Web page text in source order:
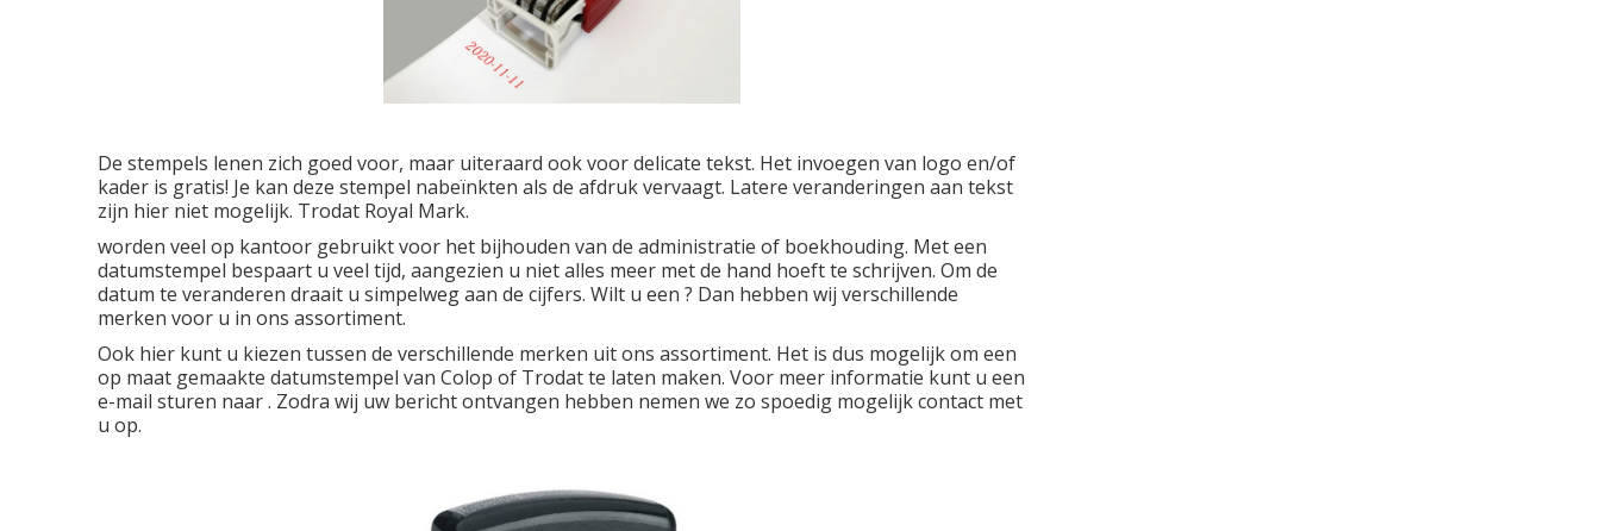
De stempels lenen zich goed voor, maar uiteraard ook voor delicate tekst. Het invoegen van logo en/of
kader is gratis! Je kan deze stempel nabeïnkten als de afdruk vervaagt. Latere veranderingen aan tekst
zijn hier niet mogelijk. Trodat Royal Mark.
worden veel op kantoor gebruikt voor het bijhouden van de administratie of boekhouding. Met een
datumstempel bespaart u veel tijd, aangezien u niet alles meer met de hand hoeft te schrijven. Om de
datum te veranderen draait u simpelweg aan de cijfers. Wilt u een ? Dan hebben wij verschillende
merken voor u in ons assortiment.
Ook hier kunt u kiezen tussen de verschillende merken uit ons assortiment. Het is dus mogelijk om een
op maat gemaakte datumstempel van Colop of Trodat te laten maken. Voor meer informatie kunt u een
e-mail sturen naar . Zodra wij uw bericht ontvangen hebben nemen we zo spoedig mogelijk contact met
u op.